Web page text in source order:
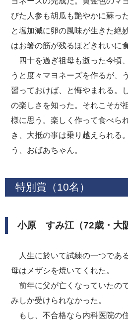
びた人参も胡瓜も艶やかに蘇っ
と塩加減に卵の風味が生きた絶
はお箸の筋が残るほどきれいに
四十を過ぎ祖母も逝った今頃
うと度々マヨネーズを作るが、
習っておけば、と悔やまれる。
の楽しさを知った。それこそが
様に思う。楽しく作って食べら
き、大抵の事は乗り越えられる
う、おばあちゃん。
特別賞（10名）
小原 すみ江（72歳・大
人生に於いて試練の一つであ
母はメザシを焼いてくれた。
前年に父が亡くなっていたの
みしか受けられなかった。
もし、不合格なら内科医院の